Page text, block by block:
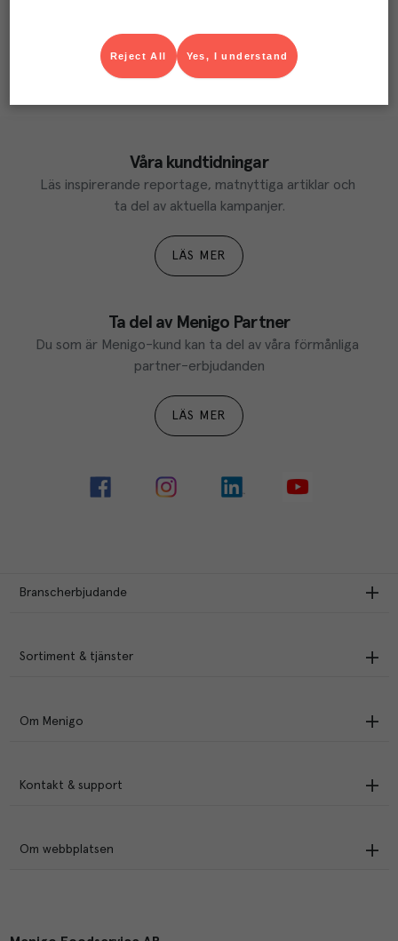
Våra kundtidningar
Läs inspirerande reportage, matnyttiga artiklar och
ta del av aktuella kampanjer.
LÄS MER
Ta del av Menigo Partner
Du som är Menigo-kund kan ta del av våra förmånliga
partner-erbjudanden
LÄS MER
Branscherbjudande
Sortiment & tjänster
Om Menigo
Kontakt & support
Om webbplatsen
Yes, I understand
Reject All